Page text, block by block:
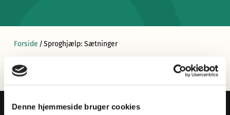
Denne hjemmeside bruger cookies
Forside /Sproghjælp: Sætninger